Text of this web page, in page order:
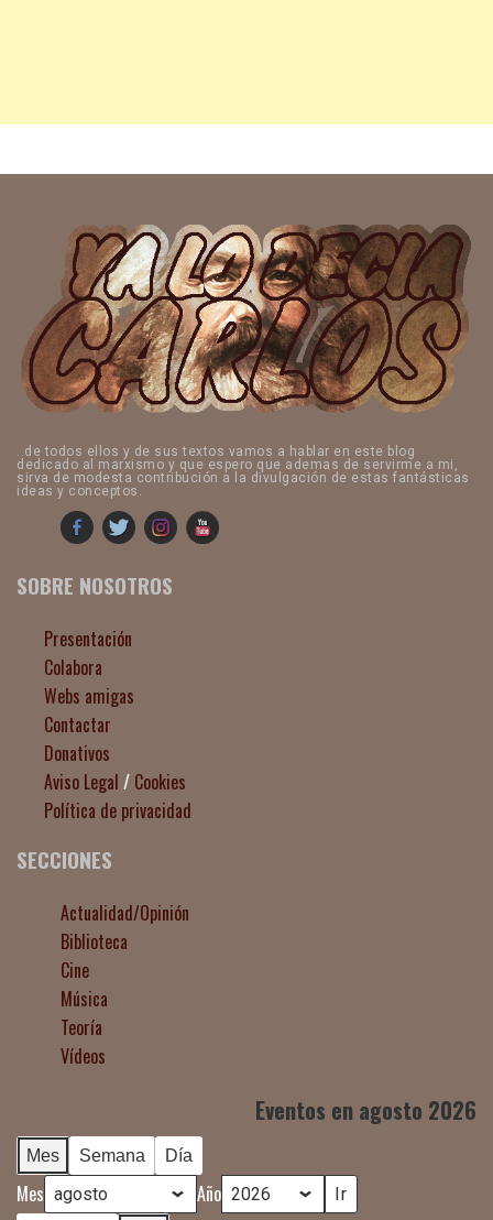
..de todos ellos y de sus textos vamos a hablar en este blog
dedicado al marxismo y que espero que ademas de servirme a mi,
sirva de modesta contribución a la divulgación de estas fantásticas
ideas y conceptos.
SOBRE NOSOTROS
Presentación
Colabora
Webs amigas
Contactar
Donativos
Aviso Legal / Cookies
Política de privacidad
SECCIONES
Actualidad/Opinión
Biblioteca
Cine
Música
Teoría
Vídeos
Eventos en agosto 2026
Mes Semana Día
Mes Año